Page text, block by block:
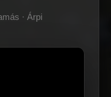
· Árpi